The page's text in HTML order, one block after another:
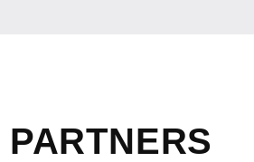
PARTNERS